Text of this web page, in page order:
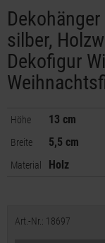
silber,
Dekofigur
Höhe 13 cm
Breite 5,5 cm
Material Holz
Art.-Nr.: 18697